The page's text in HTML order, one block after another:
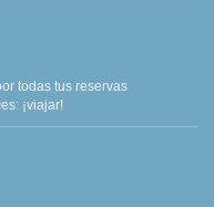
todas tus reservas
¡viajar!